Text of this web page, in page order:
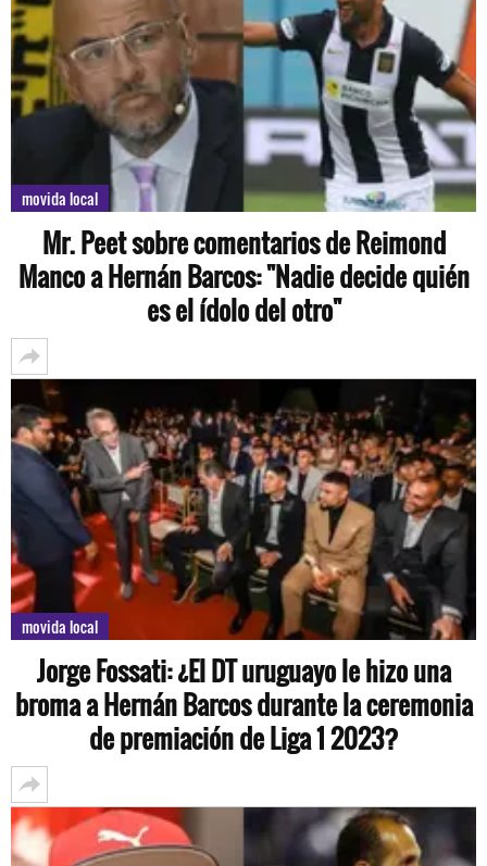
movida local
Mr. Peet sobre comentarios de Reimond
Manco a Hernán Barcos: "Nadie decide quién
es el ídolo del otro"
movida local
Jorge Fossati: ¿El DT uruguayo le hizo una
broma a Hernán Barcos durante la ceremonia
de premiación de Liga 1 2023?